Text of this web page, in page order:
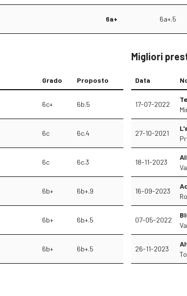
6a+ 6a+.5
Grado Proposto
6c+ 6b.5
6c 6c.4
6c 6c.3
6b+ 6b+.9
6b+ 6b+.5
6b+ 6b+.5
Migliori
Data
17-07-2022
27-10-2021
18-11-2023
16-09-2023
07-05-2022
26-11-2023